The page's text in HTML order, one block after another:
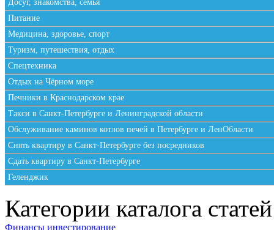
Досуг, знакомства, семья
Питание
Медицина, здоровье, спорт
Туризм, путешествия, отдых
Спецтехника
Отдых на Чёрном море
Печники в Краснодарском крае
Такси в Санкт-Петербурге и Ленинградской области
Обслуживание каминов котлов печей в Петербурге и ЛенОбласти
Снять квартиру в Санкт-Петербурге без посредников
Сдать квартиру в Санкт-Петербурге
Геленджик
Категории каталога статей
Финансы инвестирование